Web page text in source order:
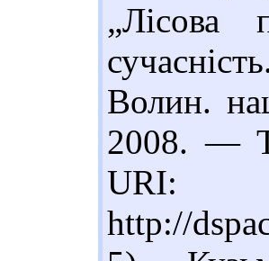
„Лісова
Волин.
2008. —
URI:
http://